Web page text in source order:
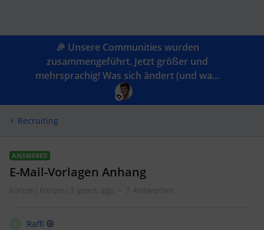
🎉 Unsere Communities wurden
zusammengeführt. Jetzt größer und
mehrsprachig! Was sich ändert (und wa...
Recruiting
ANSWERED
E-Mail-Vorlagen Anhang
Forum|Forum|3 years ago 7 Antworten
Raffi